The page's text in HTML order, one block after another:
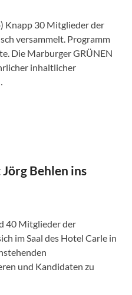
Knapp 30 Mitglieder der
versammelt. Programm
Die Marburger GRÜNEN
inhaltlicher
Behlen ins
40 Mitglieder der
im Saal des Hotel Carle in
und Kandidaten zu